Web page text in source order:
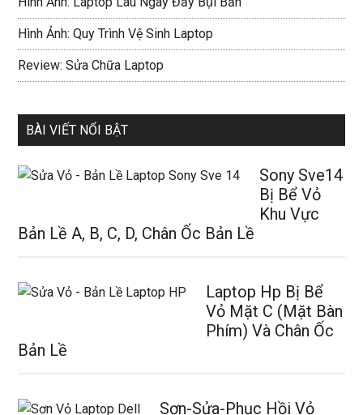
Hình Ảnh: Quy Trình Vệ Sinh Laptop
Review: Sửa Chữa Laptop
BÀI VIẾT NỔI BẬT
Sony Sve14
Bị Bể Vỏ
Khu Vực
Bản Lề A, B, C, D, Chân Ốc Bản Lề
Laptop Hp Bị Bể
Vỏ Mặt C (Mặt Bàn
Phím) Và Chân Ốc
Bản Lề
Sơn-Sửa-Phục Hồi Vỏ